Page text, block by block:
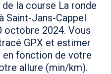
la course La ronde
Saint-Jans-Cappel
octobre 2024. Vous
GPX et estimer
fonction de votre
allure (min/km).